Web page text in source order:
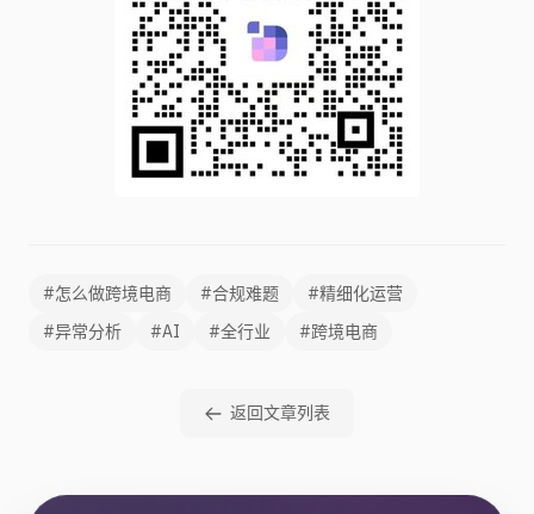
#怎么做跨境电商 #合规难题
#精细化运营
#异常分析
#AI #全行业 #跨境电商
返回文章列表